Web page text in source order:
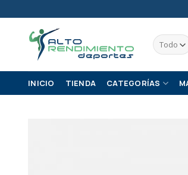
to
content
INICIO TIENDA CATEGORÍAS